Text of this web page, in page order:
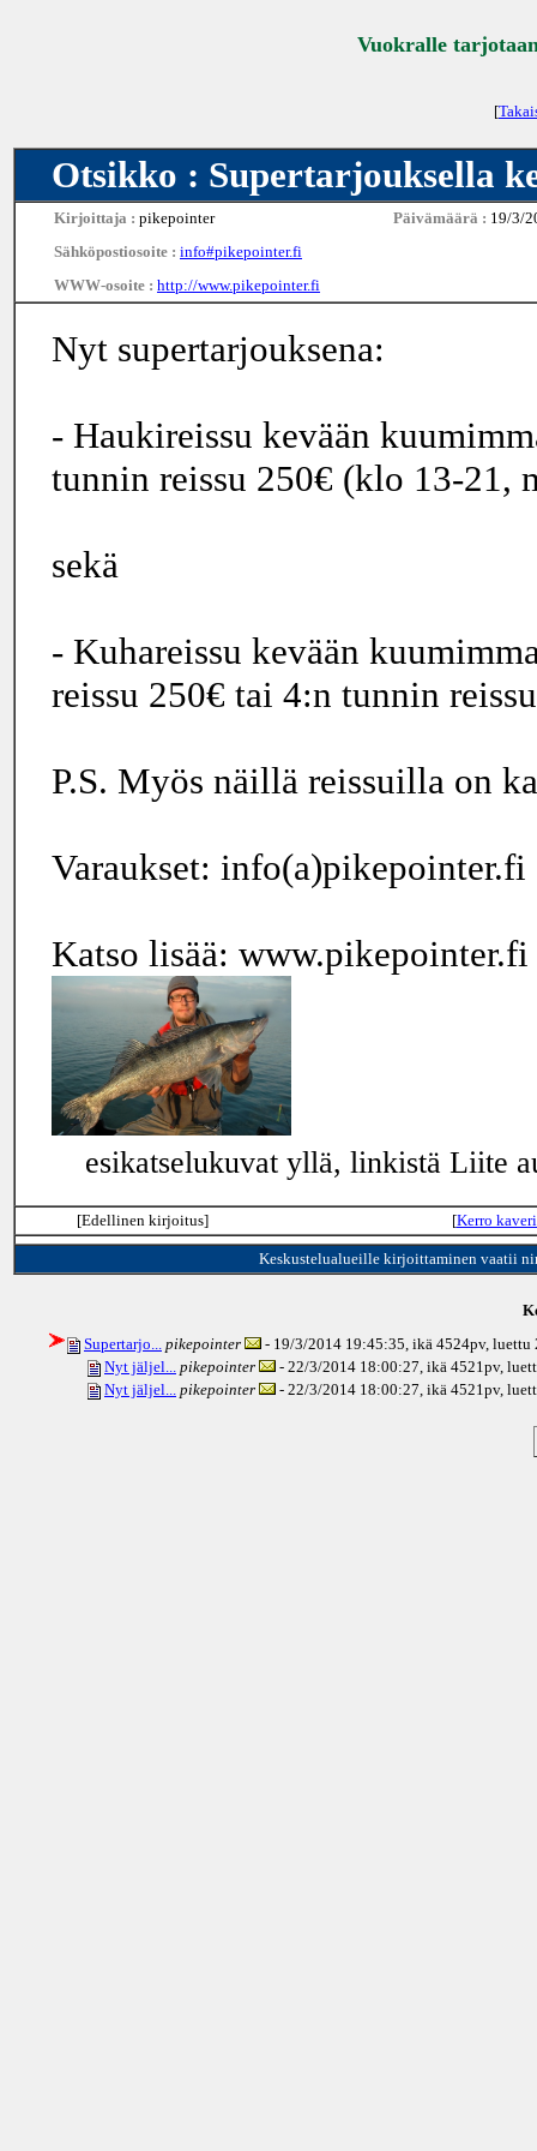
Vuokralle
[
Otsikko : Supertarjouksella
Kirjoittaja : pikepointer Päivämäärä : 19/3/
Sähköpostiosoite : info#pikepointer.fi
WWW-osoite : http://www.pikepointer.fi
Nyt supertarjouksena:
- Haukireissu kevään
tunnin reissu 250€ (klo 13-21,
sekä
- Kuhareissu kevään
reissu 250€ tai 4:n tunnin
P.S. Myös näillä reissuilla on
Varaukset: info(a)pikepointer.fi
Katso lisää: www.pikepointer.fi
esikatselukuvat yllä, linkistä Liite
[Edellinen kirjoitus] [Kerro
Keskustelualueille kirjoittaminen vaatii
Supertarjo... pikepointer - 19/3/2014 19:45:35, ikä 4524pv, luettu
Nyt jäljel... pikepointer - 22/3/2014 18:00:27, ikä 4521pv,
Nyt jäljel... pikepointer - 22/3/2014 18:00:27, ikä 4521pv,